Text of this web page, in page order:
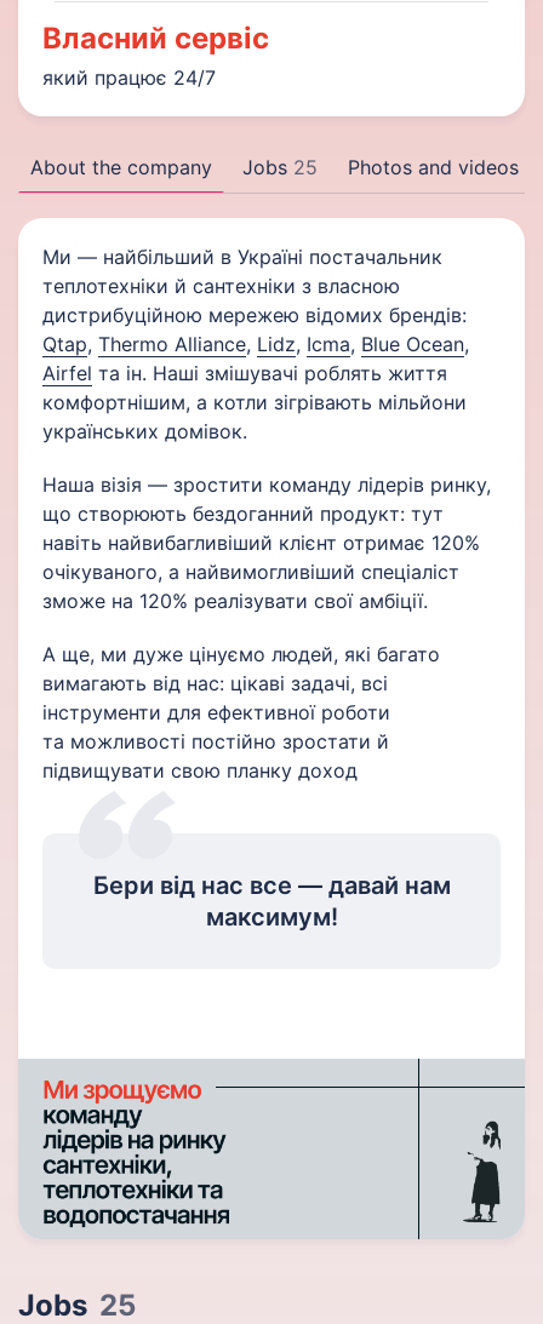
Власний сервіс
який працює 24/7
About the company Jobs 25 Photos and videos
Ми — найбільший в Україні постачальник
теплотехніки й сантехніки з власною
дистрибуційною мережею відомих брендів:
Qtap, Thermo Alliance, Lidz, Icma, Blue Ocean,
Airfel та ін. Наші змішувачі роблять життя
комфортнішим, а котли зігрівають мільйони
українських домівок.
Наша візія — зростити команду лідерів ринку,
що створюють бездоганний продукт: тут
навіть найвибагливіший клієнт отримає 120%
очікуваного, а найвимогливіший спеціаліст
зможе на 120% реалізувати свої амбіції.
А ще, ми дуже цінуємо людей, які багато
вимагають від нас: цікаві задачі, всі
інструменти для ефективної роботи
та можливості постійно зростати й
підвищувати свою планку доход
Бери від нас все — давай нам
максимум!
Jobs 25